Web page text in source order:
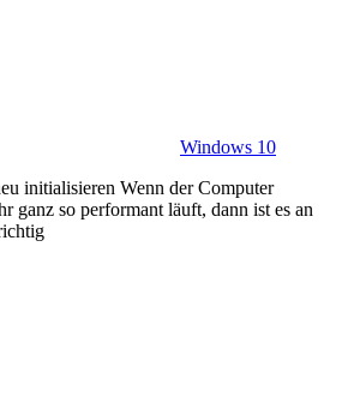
Windows 10
initialisieren Wenn der Computer
ganz so performant läuft, dann ist es an